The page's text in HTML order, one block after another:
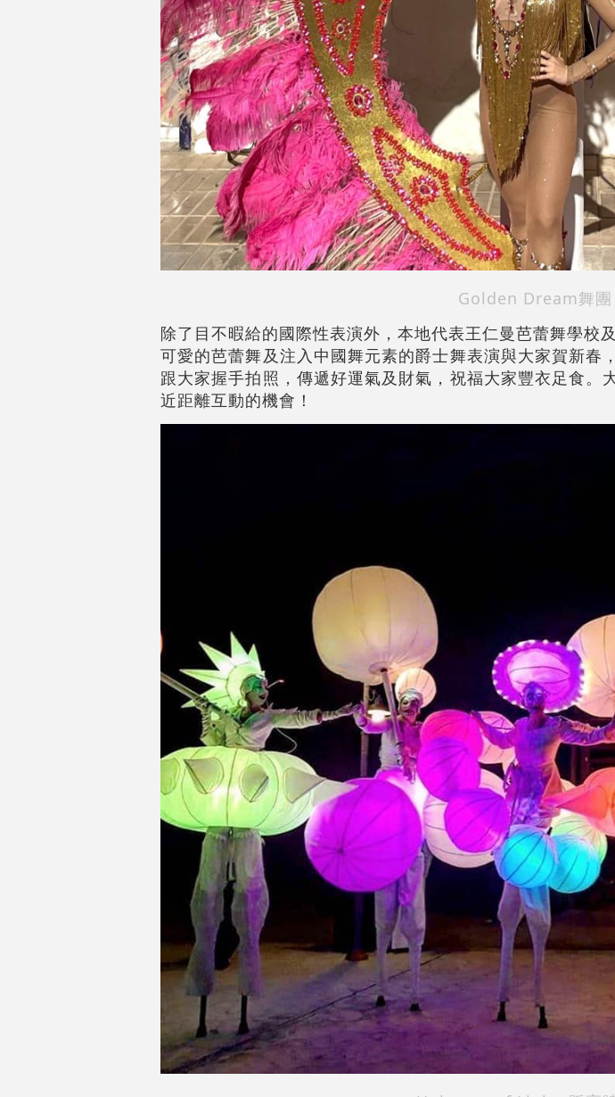
Golden Dream舞團
除了目不暇給的國際性表演外，本地代表王仁曼芭蕾舞學校
可愛的芭蕾舞及注入中國舞元素的爵士舞表演與大家賀新春
跟大家握手拍照，傳遞好運氣及財氣，祝福大家豐衣足食。
近距離互動的機會！